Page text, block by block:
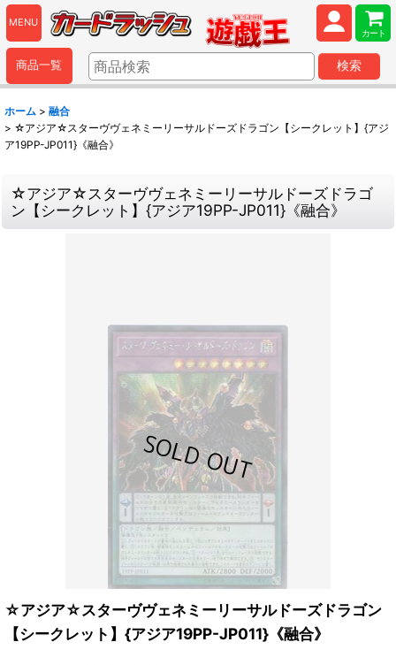
MENU
カート
商品一覧 検索
ホーム > 融合
> ☆アジア☆スターヴヴェネミーリーサルドーズドラゴン【シークレット】{アジ
ア19PP-JP011}《融合》
☆アジア☆スターヴヴェネミーリーサルドーズドラゴ
ン【シークレット】{アジア19PP-JP011}《融合》
☆アジア☆スターヴヴェネミーリーサルドーズドラゴン
【シークレット】{アジア19PP-JP011}《融合》